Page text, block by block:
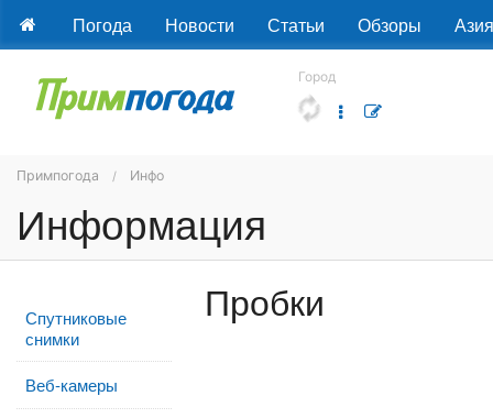
Погода Новости Статьи Обзоры Азия
Город
Примпогода Инфо
Информация
Спутниковые
снимки
Веб-камеры
Пробки